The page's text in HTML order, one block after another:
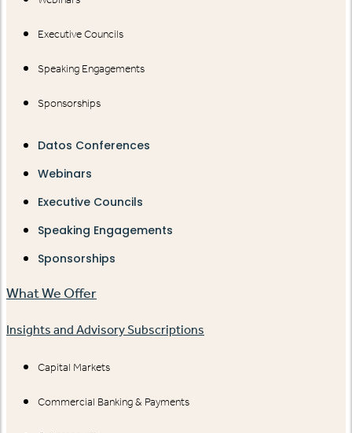
Executive Councils
Speaking Engagements
Sponsorships
Datos Conferences
Webinars
Executive Councils
Speaking Engagements
Sponsorships
What We Offer
Insights and Advisory Subscriptions
Capital Markets
Commercial Banking & Payments